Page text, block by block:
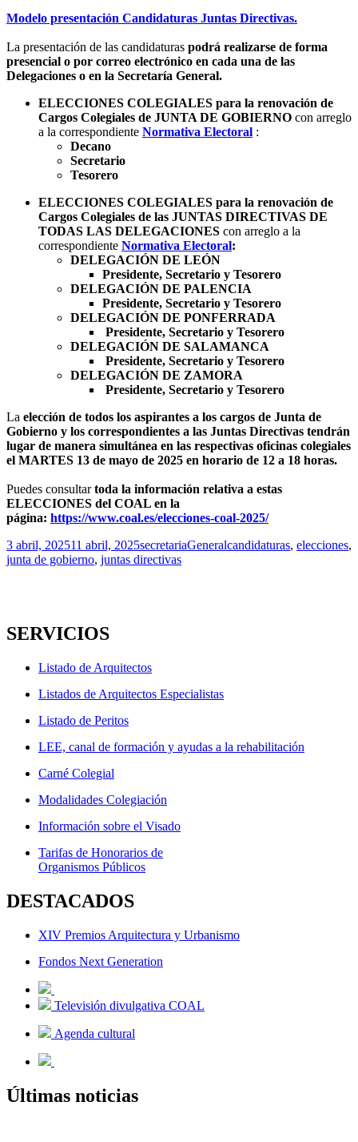
Modelo presentación Candidaturas Juntas Directivas.
La presentación de las candidaturas podrá realizarse de forma
presencial o por correo electrónico en cada una de las
Delegaciones o en la Secretaría General.
ELECCIONES COLEGIALES para la renovación de
Cargos Colegiales de JUNTA DE GOBIERNO con arreglo
a la correspondiente Normativa Electoral :
Decano
Secretario
Tesorero
ELECCIONES COLEGIALES para la renovación de
Cargos Colegiales de las JUNTAS DIRECTIVAS DE
TODAS LAS DELEGACIONES con arreglo a la
correspondiente Normativa Electoral:
DELEGACIÓN DE LEÓN
Presidente, Secretario y Tesorero
DELEGACIÓN DE PALENCIA
Presidente, Secretario y Tesorero
DELEGACIÓN DE PONFERRADA
Presidente, Secretario y Tesorero
​​​​​​​DELEGACIÓN DE SALAMANCA
Presidente, Secretario y Tesorero
​​​​​​​DELEGACIÓN DE ZAMORA
Presidente, Secretario y Tesorero
La elección de todos los aspirantes a los cargos de Junta de
Gobierno y los correspondientes a las Juntas Directivas tendrán
lugar de manera simultánea en las respectivas oficinas colegiales
el MARTES 13 de mayo de 2025 en horario de 12 a 18 horas.
Puedes consultartoda la información relativa a estas
ELECCIONES del COAL en la
página: https://www.coal.es/elecciones-coal-2025/
Publicado
el
3 abril, 202511 abril, 2025Autor
secretariaCategorías
GeneralEtiquetas
candidaturas, elecciones,
junta de gobierno, juntas directivas
SERVICIOS
Listado de Arquitectos
Listados de Arquitectos Especialistas
Listado de Peritos
LEE, canal de formación y ayudas a la rehabilitación
Carné Colegial
Modalidades Colegiación
Información sobre el Visado
Tarifas de Honorarios de
Organismos Públicos
DESTACADOS
XIV Premios Arquitectura y Urbanismo
Fondos Next Generation
Televisión divulgativa COAL
Agenda cultural
Últimas noticias